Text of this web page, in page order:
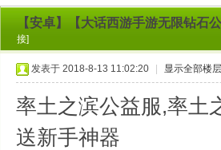
›
【安卓】【大话西游手游无限钻石
接]
发表于 2018-8-13 11:02:20 显示全部楼层
率土之滨公益服,率土
送新手神器